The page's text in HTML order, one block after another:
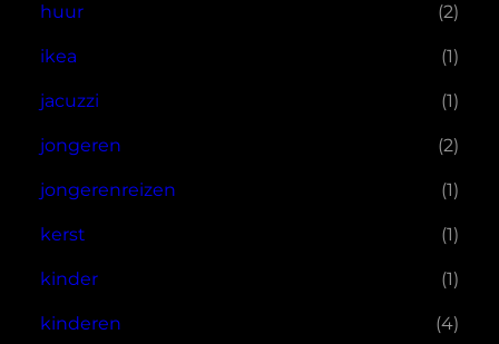
huur (2)
ikea (1)
jacuzzi (1)
jongeren (2)
jongerenreizen (1)
kerst (1)
kinder (1)
kinderen (4)